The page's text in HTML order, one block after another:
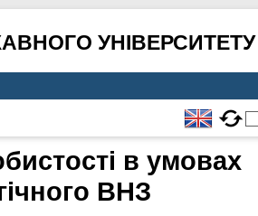
УНІВЕРСИТЕТУ
в умовах
ВНЗ